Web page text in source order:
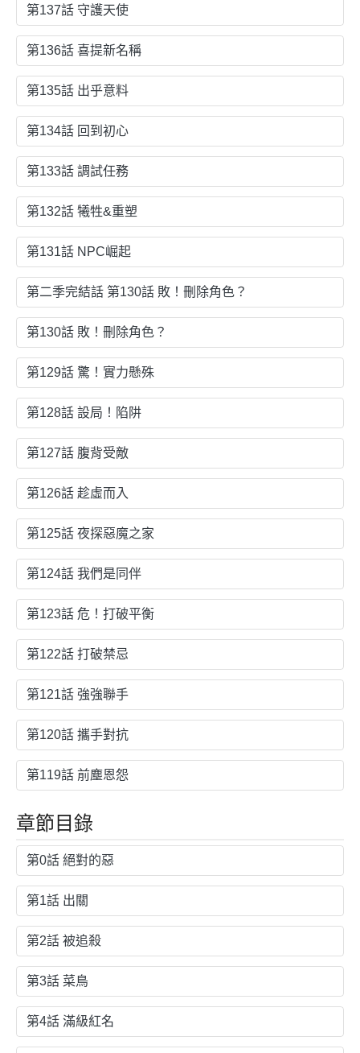
第137話 守護天使
第136話 喜提新名稱
第135話 出乎意料
第134話 回到初心
第133話 調試任務
第132話 犧牲&重塑
第131話 NPC崛起
第二季完結話 第130話 敗！刪除角色？
第130話 敗！刪除角色？
第129話 驚！實力懸殊
第128話 設局！陷阱
第127話 腹背受敵
第126話 趁虛而入
第125話 夜探惡魔之家
第124話 我們是同伴
第123話 危！打破平衡
第122話 打破禁忌
第121話 強強聯手
第120話 攜手對抗
第119話 前塵恩怨
章節目錄
第0話 絕對的惡
第1話 出關
第2話 被追殺
第3話 菜鳥
第4話 滿級紅名